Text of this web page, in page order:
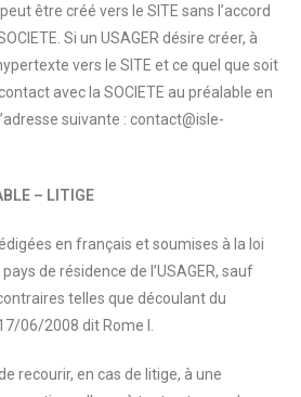
être créé vers le SITE sans l’accord
Si un USAGER désire créer, à
vers le SITE et ce quel que soit
avec la SOCIETE au préalable en
suivante : contact@isle-
– LITIGE
en français et soumises à la loi
de résidence de l’USAGER, sauf
telles que découlant du
06/2008 dit Rome I.
de recourir, en cas de litige, à une